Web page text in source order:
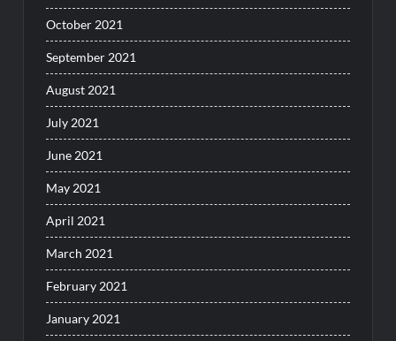
October 2021
September 2021
August 2021
July 2021
June 2021
May 2021
April 2021
March 2021
February 2021
January 2021